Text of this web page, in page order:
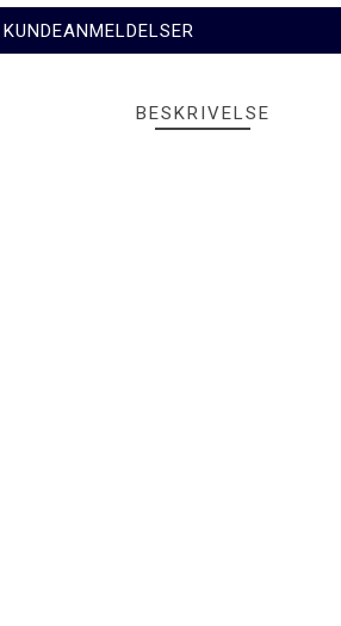
KUNDEANMELDELSER
BESKRIVELSE